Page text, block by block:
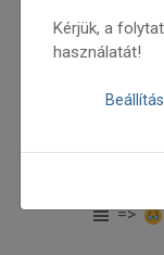
1999
=>
Kérjük, a
használatát!